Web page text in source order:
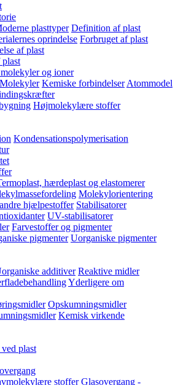
plasttyper Definition af plast
oprindelse Forbruget af plast
af plast
og ioner
Molekyler Kemiske forbindelser Atommodel
Højmolekylære stoffer
Kondensationspolymerisation
hærdeplast og elastomerer
Molekylorientering
hjælpestoffer Stabilisatorer
UV-stabilisatorer
Farvestoffer og pigmenter
pigmenter Uorganiske pigmenter
additiver Reaktive midler
Yderligere om
Opskumningsmidler
Kemisk virkende
plast
stoffer Glasovergang -